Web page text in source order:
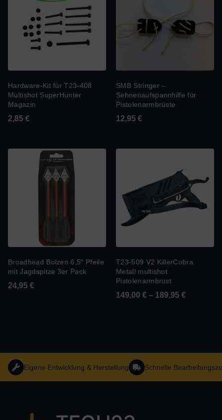
Hardware-Kit für T23-408
Multishot SuperHunter
Magazin
2,85 €
SMB Stringer –
Sehnenaufspannhilfe für
Pistolenarmbrüste
12,95 €
Broadhead Bolzen 6,5“ Pfeile
mit Jagdspitze 3er Pack
24,95 €
T23-509 V2 KillerCobra
Metall multishot
Pistolenarmbrust
149,00 € – 189,95 €
Eigene Entwicklung & Herstellung Schnelle